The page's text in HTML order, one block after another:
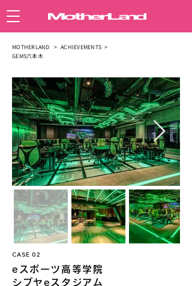
MOTHERLAND > ACHIEVEMENTS >
GEMS六本木
CASE 02
eスポーツ高等学院
シブヤeスタジアム